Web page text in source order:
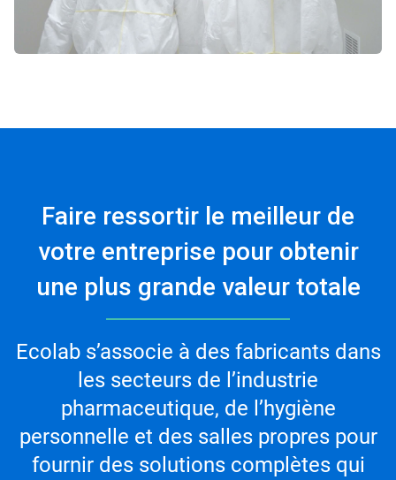
Faire ressortir le meilleur de
votre entreprise pour obtenir
une plus grande valeur totale
Ecolab s’associe à des fabricants dans
les secteurs de l’industrie
pharmaceutique, de l’hygiène
personnelle et des salles propres pour
fournir des solutions complètes qui